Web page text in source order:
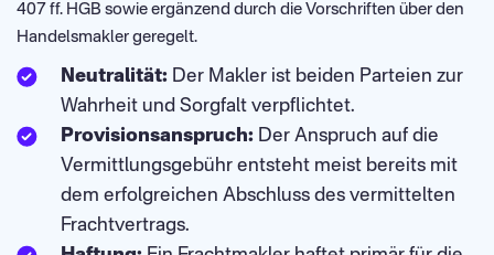
407 ff. HGB sowie ergänzend durch die Vorschriften über den
Handelsmakler geregelt.
Neutralität: Der Makler ist beiden Parteien zur
Wahrheit und Sorgfalt verpflichtet.
Provisionsanspruch: Der Anspruch auf die
Vermittlungsgebühr entsteht meist bereits mit
dem erfolgreichen Abschluss des vermittelten
Frachtvertrags.